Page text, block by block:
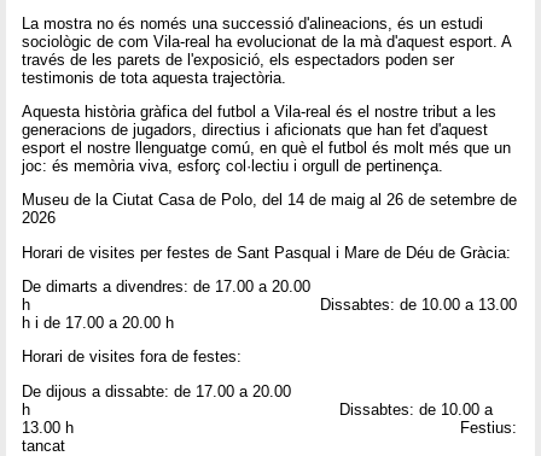
La mostra no és només una successió d'alineacions, és un estudi
sociològic de com Vila-real ha evolucionat de la mà d'aquest esport. A
través de les parets de l'exposició, els espectadors poden ser
testimonis de tota aquesta trajectòria.
Aquesta història gràfica del futbol a Vila-real és el nostre tribut a les
generacions de jugadors, directius i aficionats que han fet d'aquest
esport el nostre llenguatge comú, en què el futbol és molt més que un
joc: és memòria viva, esforç col·lectiu i orgull de pertinença.
Museu de la Ciutat Casa de Polo, del 14 de maig al 26 de setembre de
2026
Horari de visites per festes de Sant Pasqual i Mare de Déu de Gràcia:
De dimarts a divendres: de 17.00 a 20.00
h Dissabtes: de 10.00 a 13.00
h i de 17.00 a 20.00 h
Horari de visites fora de festes:
De dijous a dissabte: de 17.00 a 20.00
h Dissabtes: de 10.00 a
13.00 h Festius:
tancat